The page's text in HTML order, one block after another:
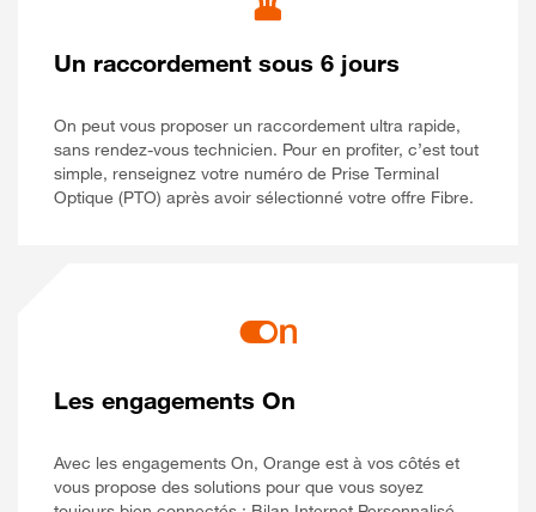
Un raccordement sous 6 jours
On peut vous proposer un raccordement ultra rapide,
sans rendez-vous technicien. Pour en profiter, c’est tout
simple, renseignez votre numéro de Prise Terminal
Optique (PTO) après avoir sélectionné votre offre Fibre.
Les engagements On
Avec les engagements On, Orange est à vos côtés et
vous propose des solutions pour que vous soyez